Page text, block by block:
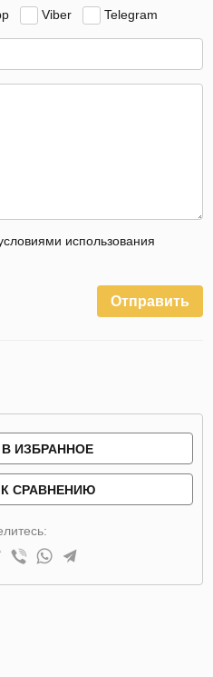
Viber Telegram
использования
Отправить
ИЗБРАННОЕ
СРАВНЕНИЮ